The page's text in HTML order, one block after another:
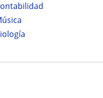
Contabilidad
Música
Biología